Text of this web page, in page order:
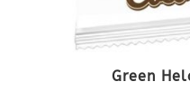
Green